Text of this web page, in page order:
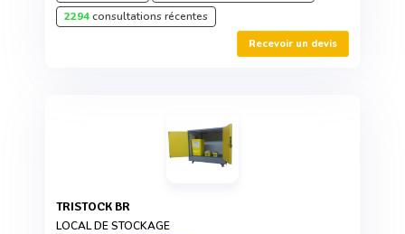
2294consultations récentes
Recevoir un devis
TRISTOCK BR
LOCAL DE STOCKAGE